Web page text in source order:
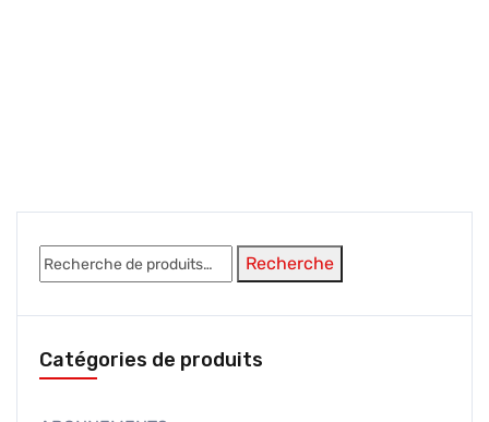
Recherche
pour :
Recherche
Catégories de produits